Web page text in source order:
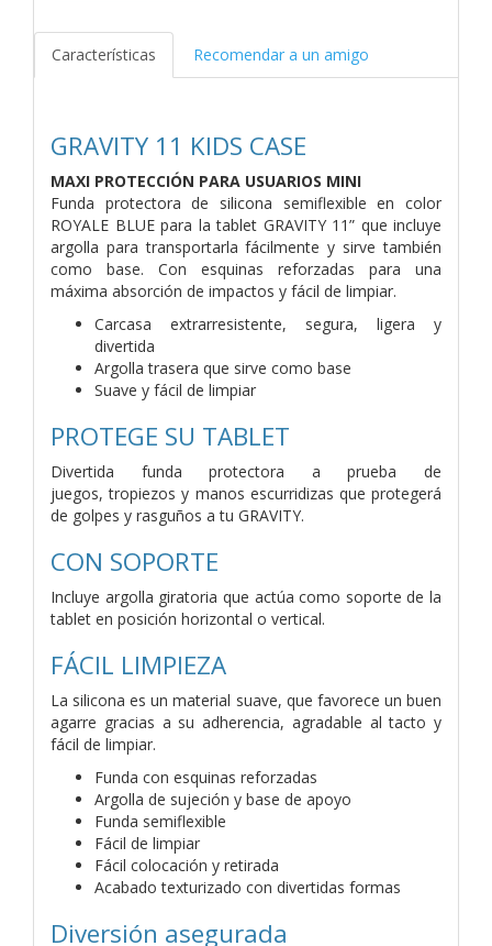
Características Recomendar a un amigo
GRAVITY 11 KIDS CASE
MAXI PROTECCIÓN PARA USUARIOS MINI
Funda protectora de silicona semiflexible en color
ROYALE BLUE para la tablet GRAVITY 11” que incluye
argolla para transportarla fácilmente y sirve también
como base. Con esquinas reforzadas para una
máxima absorción de impactos y fácil de limpiar.
Carcasa extrarresistente, segura, ligera y
divertida
Argolla trasera que sirve como base
Suave y fácil de limpiar
PROTEGE SU TABLET
Divertida funda protectora a prueba de
juegos,tropiezos y manos escurridizas que protegerá
de golpes y rasguños a tu GRAVITY.
CON SOPORTE
Incluye argolla giratoria que actúa como soporte de la
tablet en posición horizontal o vertical.
FÁCIL LIMPIEZA
La silicona es un material suave, que favorece un buen
agarre gracias a su adherencia, agradable altacto y
fácil de limpiar.
Funda con esquinas reforzadas
Argolla de sujeción y base de apoyo
Funda semiflexible
Fácil de limpiar
Fácil colocación y retirada
Acabado texturizado con divertidas formas
Diversión asegurada